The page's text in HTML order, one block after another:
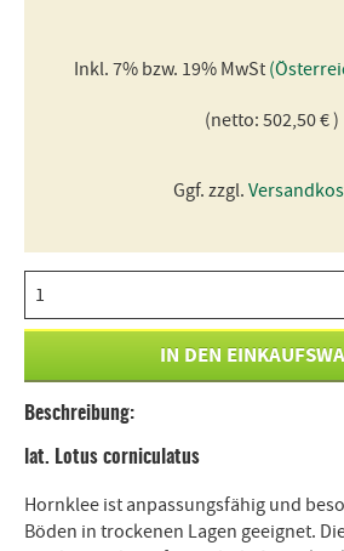
Inkl. 7% bzw. 19% MwSt
(netto: 502,50 € )
Ggf. zzgl.
Beschreibung:
lat. Lotus corniculatus
Hornklee ist anpassungsfähig und
Böden in trockenen Lagen geeignet.